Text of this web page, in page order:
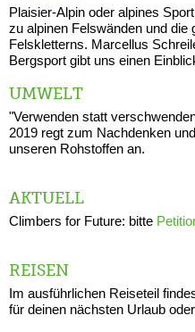
Plaisier-Alpin oder alpines
zu alpinen Felswänden und die
Felskletterns. Marcellus
Bergsport gibt uns einen
UMWELT
"Verwenden statt
2019 regt zum Nachdenken
unseren Rohstoffen an.
AKTUELL
Climbers for Future: bitte
REISEN
Im ausführlichen Reiseteil
für deinen nächsten Urlaub